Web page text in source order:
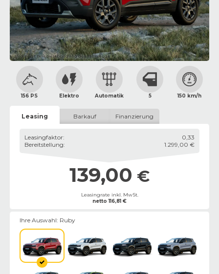
Bild zeigt Beispielabbildung des Fahrzeugs
156 PS Elektro Automatik 5 150 km/h
Leasing Barkauf Finanzierung
Leasingfaktor:
0,33
Bereitstellung: 1.299,00 €
139,00 €
Leasingrate inkl. MwSt.
netto116,81 €
Ihre Auswahl: Ruby